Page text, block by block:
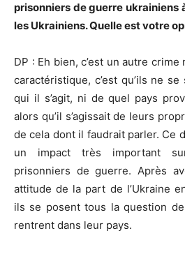
prisonniers de guerre ukrainiens
les Ukrainiens. Quelle est votre
DP : Eh bien, c’est un autre
caractéristique, c’est qu’ils ne
qui il s’agit, ni de quel pays
alors qu’il s’agissait de leurs
de cela dont il faudrait parler. Ce
un impact très important
prisonniers de guerre. Après
attitude de la part de l’Ukraine
ils se posent tous la question
rentrent dans leur pays.